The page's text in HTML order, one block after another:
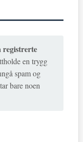
en trygg
spam og
bare noen